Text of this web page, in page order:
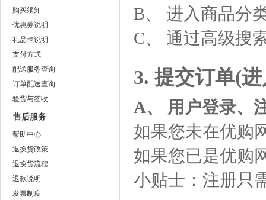
购买须知
优惠券说明
礼品卡说明
支付方式
配送服务查询
订单配送查询
验货与签收
售后服务
帮助中心
退换货政策
退换货流程
退款说明
发票制度
B、 进入商品分
C、 通过高级搜
3. 提交订单(
A、 用户登录、
如果您未在优购
如果您已是优购
小贴士：注册只